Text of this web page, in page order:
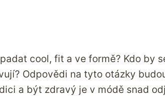
cool, fit a ve formě? Kdo by
Odpovědi na tyto otázky
a být zdravý je v módě snad